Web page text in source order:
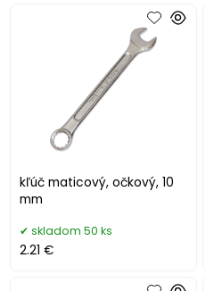
kľúč maticový, očkový, 10
mm
skladom 50 ks
2.21 €